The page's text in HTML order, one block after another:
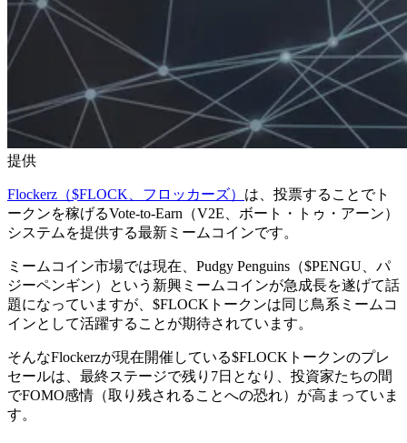
提供
Flockerz（$FLOCK、フロッカーズ） は、投票することでト
ークンを稼げるVote-to-Earn（V2E、ボート・トゥ・アーン）
システムを提供する最新ミームコインです。
ミームコイン市場では現在、Pudgy Penguins（$PENGU、パ
ジーペンギン）という新興ミームコインが急成長を遂げて話
題になっていますが、$FLOCKトークンは同じ鳥系ミームコ
インとして活躍することが期待されています。
そんなFlockerzが現在開催している$FLOCKトークンのプレ
セールは、最終ステージで残り7日となり、投資家たちの間
でFOMO感情（取り残されることへの恐れ）が高まっていま
す。